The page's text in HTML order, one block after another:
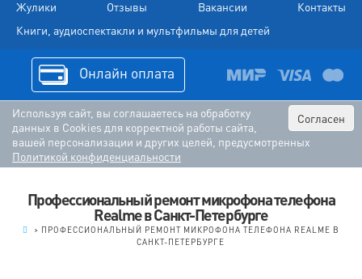
Жулики
Отзывы Вакансии
Контакты
Книги, аудиоспектакли и мультфильмы для детей
Онлайн оплата
Согласен
Используя сайт, вы соглашаетесь на обработку
данных в Cookies для корректной работы сайта,
вашей персонализации и других целей, предусмотренных
Политикой конфиденциальности
Профессиональный ремонт микрофона телефона
Realme в Санкт-Петербурге
> ПРОФЕССИОНАЛЬНЫЙ РЕМОНТ МИКРОФОНА ТЕЛЕФОНА REALME В
САНКТ-ПЕТЕРБУРГЕ